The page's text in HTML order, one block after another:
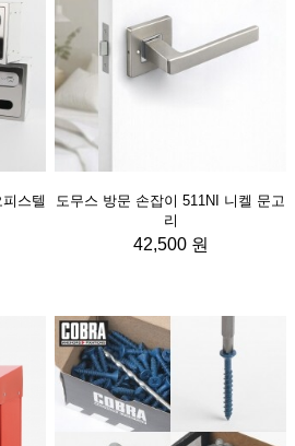
스텔
도무스 방문 손잡이 511NI 니켈 문고
리
42,500 원